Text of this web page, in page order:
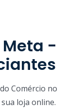
-
Comércio no
loja online.